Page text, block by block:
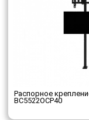
Распорное
ВС5522ОСР40